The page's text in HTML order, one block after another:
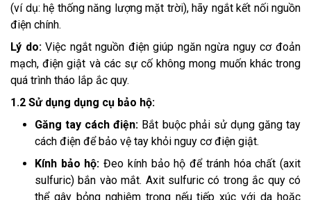
(ví dụ: hệ thống năng lượng mặt trời), hãy ngắt kết nối nguồn
điện chính.
Lý do:Việc ngắt nguồn điện giúp ngăn ngừa nguy cơ đoản
mạch, điện giật và các sự cố không mong muốn khác trong
quá trình tháo lắp ắc quy.
1.2 Sử dụng dụng cụ bảo hộ:
Găng tay cách điện: Bắt buộc phải sử dụng găng tay
cách điện để bảo vệ tay khỏi nguy cơ điện giật.
Kính bảo hộ: Đeo kính bảo hộ để tránh hóa chất (axit
sulfuric) bắn vào mắt. Axit sulfuric có trong ắc quy có
thể gây bỏng nghiêm trọng nếu tiếp xúc với da hoặc